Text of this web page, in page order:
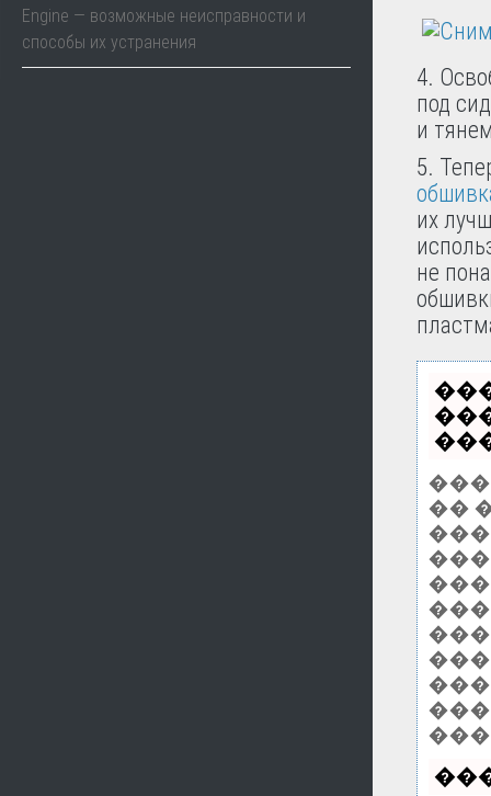
4.
под
и
5.
их
не
��
���
Engine — возможные неисправности и
способы их устранения